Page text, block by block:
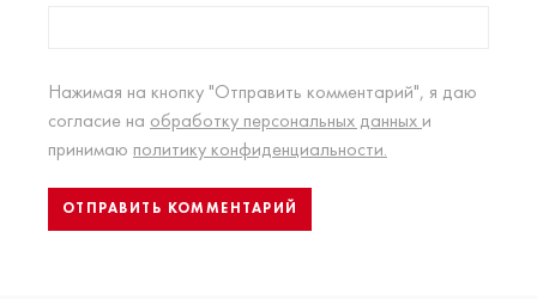
Нажимая на кнопку "Отправить комментарий", я даю
согласие на обработку персональных данных и
принимаю политику конфиденциальности.